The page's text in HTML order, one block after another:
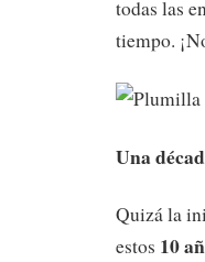
todas las
tiempo.
Una
Quizá la
estos 10